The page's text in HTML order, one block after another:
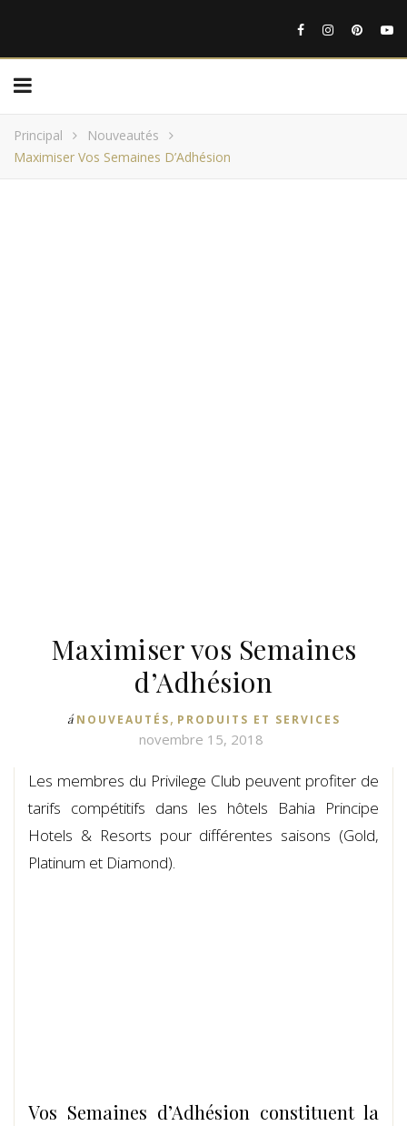
Principal
Nouveautés
Maximiser Vos Semaines D’Adhésion
Maximiser vos Semaines
d’Adhésion
á NOUVEAUTÉS, PRODUITS ET SERVICES
novembre 15, 2018
Les membres du Privilege Club peuvent profiter de
tarifs compétitifs dans les hôtels Bahia Principe
Hotels & Resorts pour différentes saisons (Gold,
Platinum et Diamond).
Vos Semaines d’Adhésion constituent la